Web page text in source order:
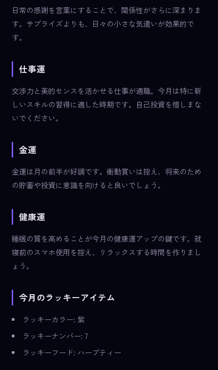
日常の感謝を言葉にすることで、関係性がさらに深まりま
す。サプライズよりも、日々の小さな気遣いが効果的で
す。
仕事運
交渉力と美的センスを活かせる仕事が適職。今月は特に新
しいスキルの習得に適した時期です。自己投資を惜しまな
いでください。
金運
金運は月の前半が好調です。衝動買いは控え、将来のため
の貯蓄や投資に意識を向けると良いでしょう。
健康運
睡眠の質を高めることが今月の健康運アップの鍵です。就
寝前のスマホ使用を控え、リラックスする時間を作りまし
ょう。
今月のラッキーアイテム
ラッキーカラー: 紫
ラッキーナンバー: 7
ラッキーフード: ハーブティー